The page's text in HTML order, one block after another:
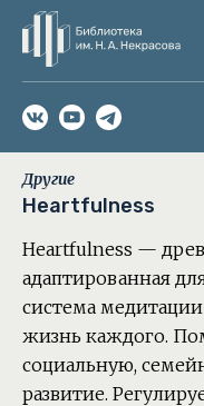
Другие
Heartfulness
Heartfulness —
адаптированная
система
жизнь каждого.
социальную,
развитие.